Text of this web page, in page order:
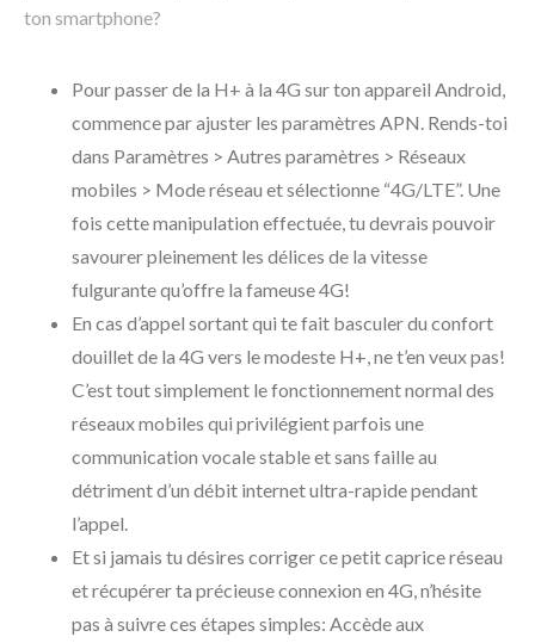
ton smartphone?
Pour passer de la H+ à la 4G sur ton appareil Android,
commence par ajuster les paramètres APN. Rends-toi
dans Paramètres > Autres paramètres > Réseaux
mobiles > Mode réseau et sélectionne “4G/LTE”. Une
fois cette manipulation effectuée, tu devrais pouvoir
savourer pleinement les délices de la vitesse
fulgurante qu’offre la fameuse 4G!
En cas d’appel sortant qui te fait basculer du confort
douillet de la 4G vers le modeste H+, ne t’en veux pas!
C’est tout simplement le fonctionnement normal des
réseaux mobiles qui privilégient parfois une
communication vocale stable et sans faille au
détriment d’un débit internet ultra-rapide pendant
l’appel.
Et si jamais tu désires corriger ce petit caprice réseau
et récupérer ta précieuse connexion en 4G, n’hésite
pas à suivre ces étapes simples: Accède aux